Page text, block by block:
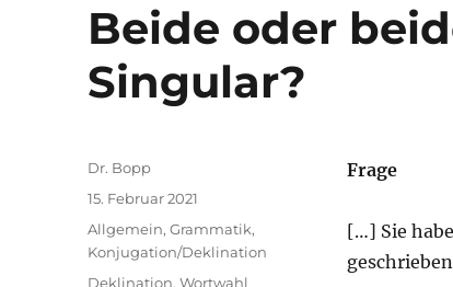
Beide oder
Singular?
Frage
[…] Sie
Autor
Dr. Bopp
Veröffentlicht
am
15. Februar 2021
Kategorien
Allgemein,Grammatik,
Konjugation/Deklination
Schlagwörter
Deklination,Wortwahl